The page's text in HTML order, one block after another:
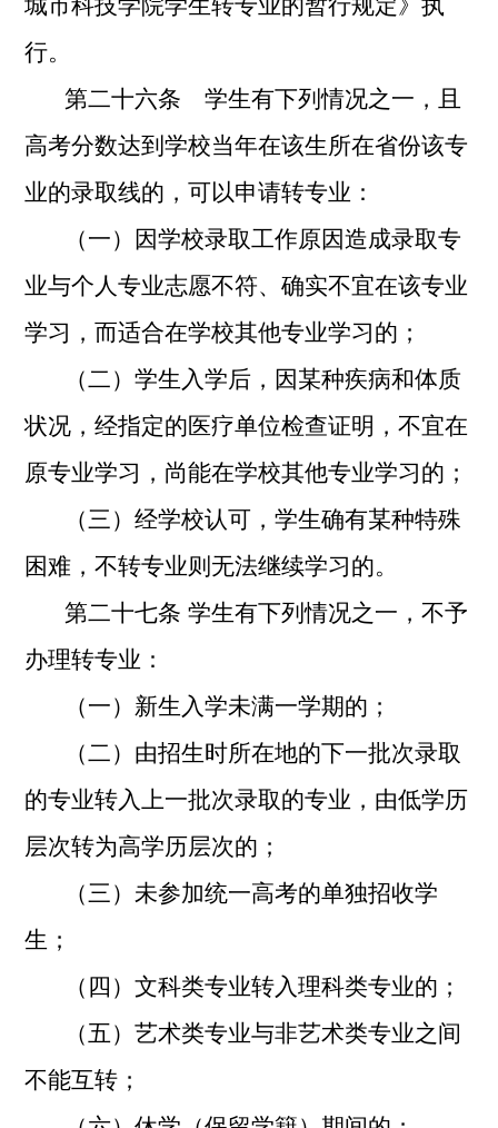
城市科技学院学生转专业的暂行规定》执
行。
第二十六条 学生有下列情况之一，且
高考分数达到学校当年在该生所在省份该专
业的录取线的，可以申请转专业：
（一）因学校录取工作原因造成录取专
业与个人专业志愿不符、确实不宜在该专业
学习，而适合在学校其他专业学习的；
（二）学生入学后，因某种疾病和体质
状况，经指定的医疗单位检查证明，不宜在
原专业学习，尚能在学校其他专业学习的；
（三）经学校认可，学生确有某种特殊
困难，不转专业则无法继续学习的。
第二十七条 学生有下列情况之一，不予
办理转专业：
（一）新生入学未满一学期的；
（二）由招生时所在地的下一批次录取
的专业转入上一批次录取的专业，由低学历
层次转为高学历层次的；
（三）未参加统一高考的单独招收学
生；
（四）文科类专业转入理科类专业的；
（五）艺术类专业与非艺术类专业之间
不能互转；